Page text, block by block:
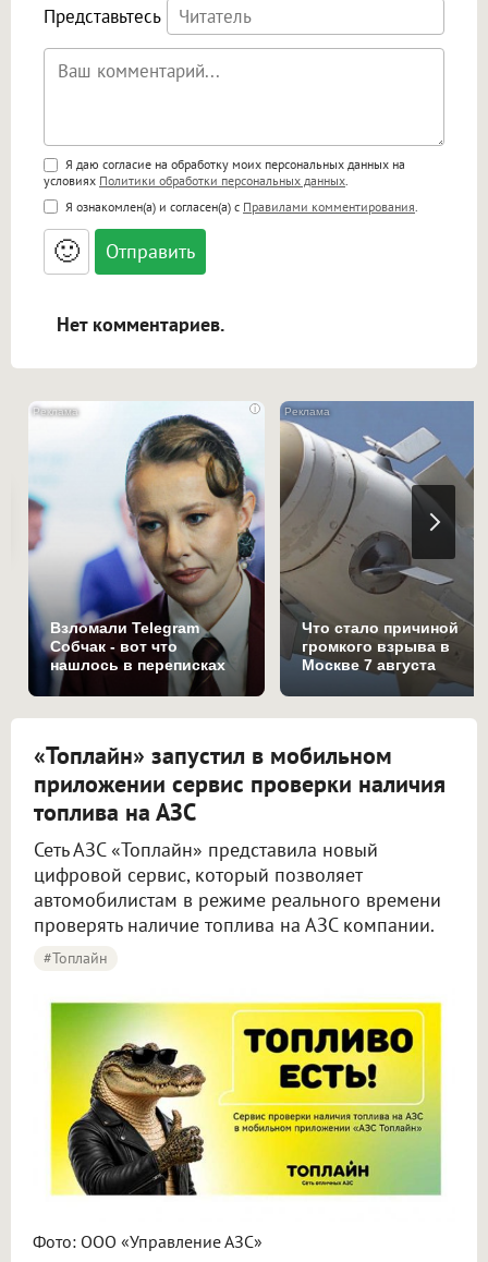
Представьтесь
Поддержка HTML
<b>, <strong>, <u>, <i>, <em>, <s>, <big>,
<small>, <sup>, <sub>, <pre>, <ul>, <ol>, <li>,
<blockquote>, <code> экранирует HTML,
адреса URL автоматически становятся
ссылками, и [img]адрес[/img] будет
Я даю согласие на обработку моих персональных данных на
условиях Политики обработки персональных данных
Я ознакомлен(а) и согласен(а) с Правилами комментирования
🙂
Нет комментариев.
i
Взломали Telegram
Собчак - вот что
нашлось в переписках
Что стало причиной
громкого взрыва в
Москве 7 августа
«Топлайн» запустил в мобильном
приложении сервис проверки наличия
топлива на АЗС
Сеть АЗС «Топлайн» представила новый
цифровой сервис, который позволяет
автомобилистам в режиме реального времени
проверять наличие топлива на АЗС компании.
#Топлайн
Фото: ООО «Управление АЗС»